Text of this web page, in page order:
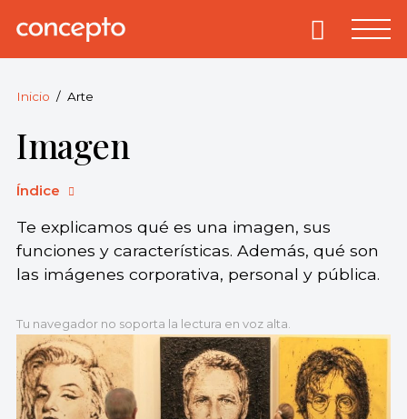
Concepto.
derechos
reservados.
Primary
Inicio Arte
Imagen
Índice
Te explicamos qué es una imagen, sus
funciones y características. Además, qué son
las imágenes corporativa, personal y pública.
Tu navegador no soporta la lectura en voz alta.